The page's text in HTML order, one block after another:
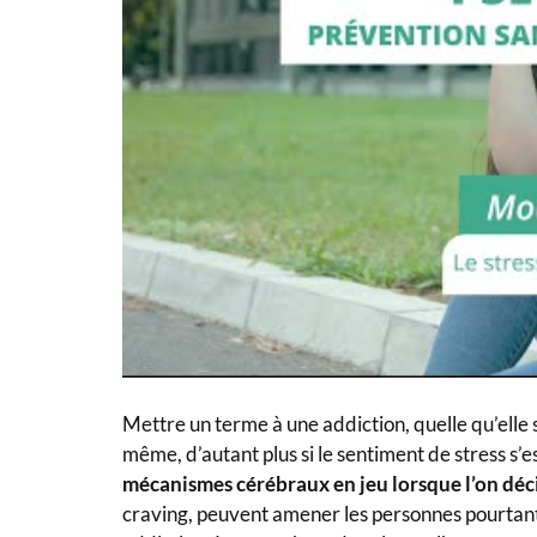
Mettre un terme à une addiction, quelle
même, d’autant plus si le sentiment de stress
mécanismes cérébraux en jeu lorsque l’on
craving, peuvent amener les personnes